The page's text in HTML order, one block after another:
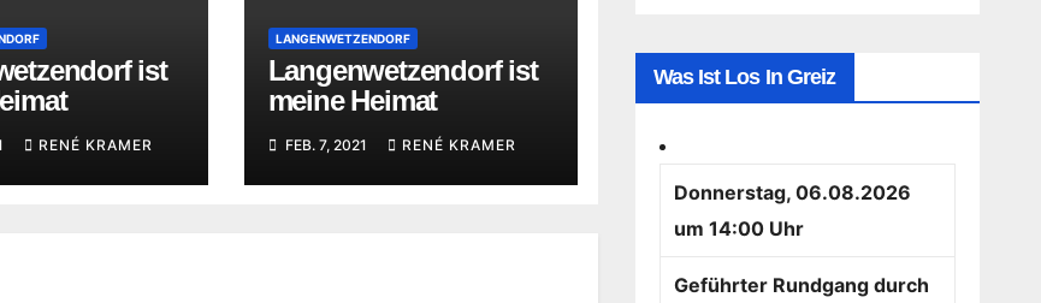
ist
RENÉ KRAMER
LANGENWETZENDORF
Langenwetzendorf ist
meine Heimat
FEB. 7, 2021 RENÉ KRAMER
Was Ist Los In Greiz
Donnerstag, 06.08.2026
um 14:00 Uhr
Geführter Rundgang durch